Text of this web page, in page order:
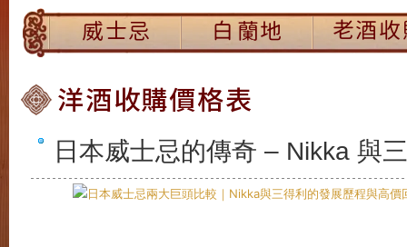
日本威士忌的傳奇 – Nikka 與